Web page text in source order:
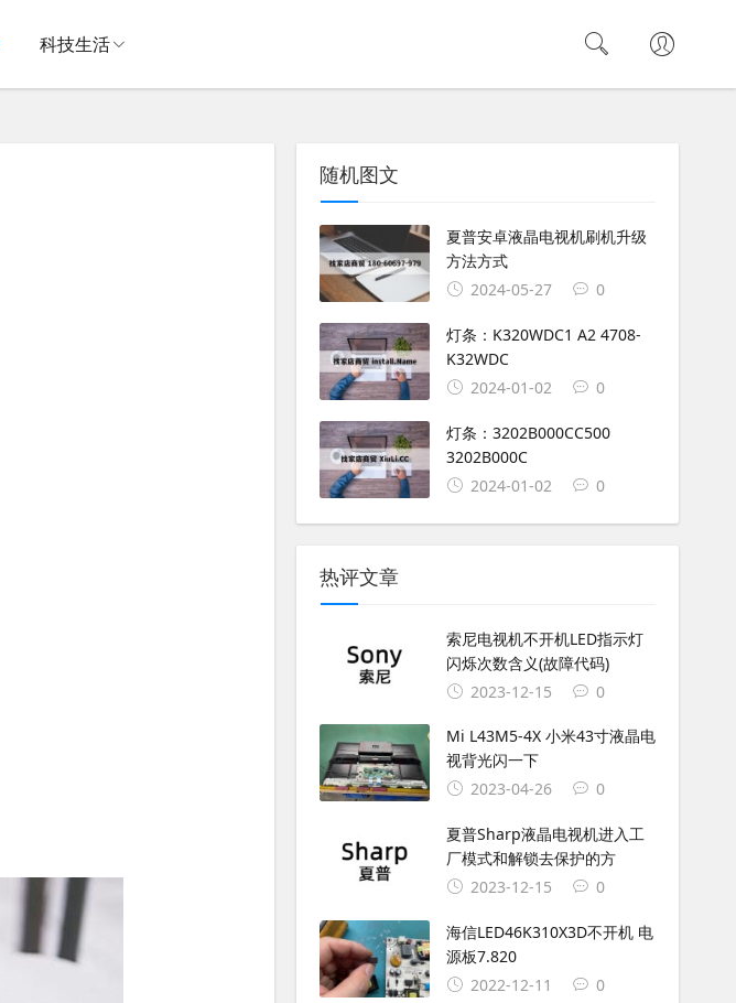
科技生活
随机图文
夏普安卓液晶电视机刷机升级
方法方式
2024-05-27
0
灯条：K320WDC1 A2 4708-
K32WDC
2024-01-02
0
灯条：3202B000CC500
3202B000C
2024-01-02
0
热评文章
索尼电视机不开机LED指示灯
闪烁次数含义(故障代码)
2023-12-15
0
Mi L43M5-4X 小米43寸液晶电
视背光闪一下
2023-04-26
0
夏普Sharp液晶电视机进入工
厂模式和解锁去保护的方
2023-12-15
0
海信LED46K310X3D不开机 电
源板7.820
2022-12-11
0